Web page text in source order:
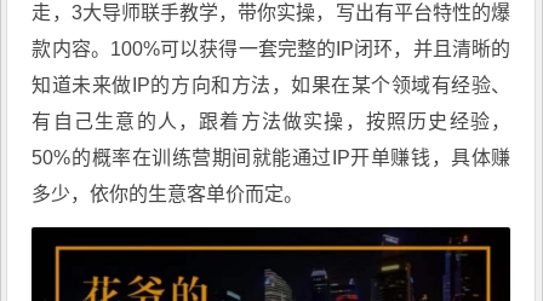
走，3大导师联手教学，带你实操，写出有平台特性的爆
款内容。100%可以获得一套完整的IP闭环，并且清晰的
知道未来做IP的方向和方法，如果在某个领域有经验、
有自己生意的人，跟着方法做实操，按照历史经验，
50%的概率在训练营期间就能通过IP开单赚钱，具体赚
多少，依你的生意客单价而定。